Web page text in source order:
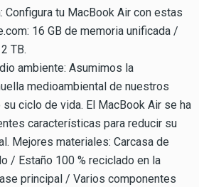
Configura tu MacBook Air con estas
16 GB de memoria unificada /
TB.
ambiente: Asumimos la
medioambiental de nuestros
ciclo de vida. El MacBook Air se ha
características para reducir su
Mejores materiales: Carcasa de
/ Estaño 100 % reciclado en la
principal / Varios componentes